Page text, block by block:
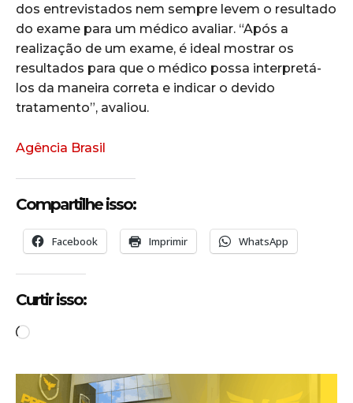
dos entrevistados nem sempre levem o resultado
do exame para um médico avaliar. “Após a
realização de um exame, é ideal mostrar os
resultados para que o médico possa interpretá-
los da maneira correta e indicar o devido
tratamento”, avaliou.
Agência Brasil
Compartilhe isso:
Facebook Imprimir WhatsApp
Curtir isso:
C
r
r